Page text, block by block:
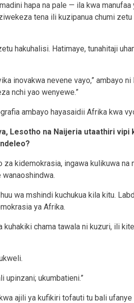
hapa na pale — ila kwa manufaa
tena ili kuzipanua chumi zetu
hakuhalisi. Hatimaye, tunahitaji
inovakwa nevene vayo,” ambayo
nchi yao wenyewe.”
ambayo hayasaidii Afrika kwa
Lesotho na Naijeria utaathiri vipi
kidemokrasia, ingawa kulikuwa na
wa mshindi kuchukua kila kitu.
ya Afrika.
kuhakiki chama tawala ni kuzuri, ili
upinzani; ukumbatieni.”
ajili ya kufikiri tofauti tu bali